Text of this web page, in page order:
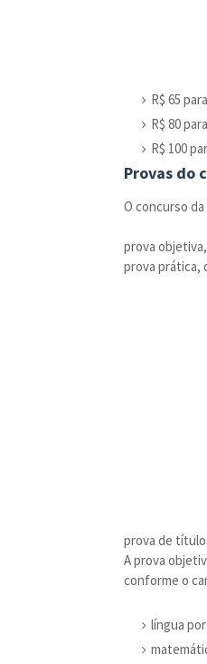
R$ 65
R$ 80
R$ 100
Provas do
O concurso
prova
prova prática,
prova de
A prova
conforme o
língua